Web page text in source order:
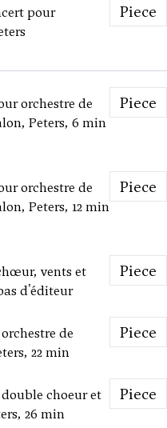
pour
Piece
orchestre de
Peters, 6 min
Piece
orchestre de
Peters, 12 min
Piece
vents et
d'éditeur
Piece
de
22 min
Piece
choeur et
26 min
Piece